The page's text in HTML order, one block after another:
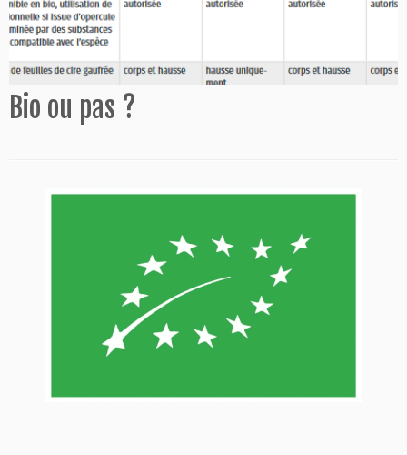
Bio ou pas ?